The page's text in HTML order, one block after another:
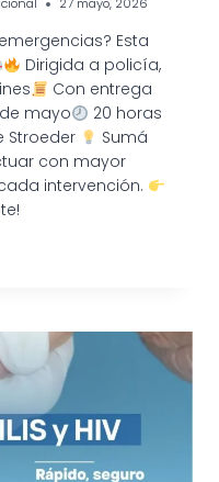
27 mayo, 2026
Esta
Dirigida a policía,
Con entrega
mayo
20 horas
Stroeder
Sumá
con mayor
intervención.